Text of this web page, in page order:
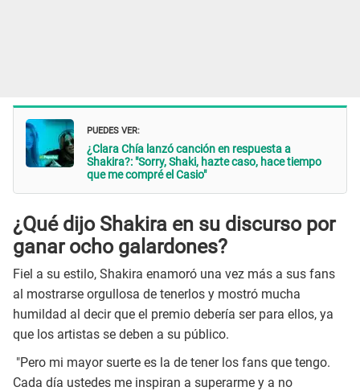
PUEDES VER:
¿Clara Chía lanzó canción en respuesta a
Shakira?: "Sorry, Shaki, hazte caso, hace tiempo
que me compré el Casio"
¿Qué dijo Shakira en su discurso por
ganar ocho galardones?
Fiel a su estilo, Shakira enamoró una vez más a sus fans
al mostrarse orgullosa de tenerlos y mostró mucha
humildad al decir que el premio debería ser para ellos, ya
que los artistas se deben a su público.
"Pero mi mayor suerte es la de tener los fans que tengo.
Cada día ustedes me inspiran a superarme y a no